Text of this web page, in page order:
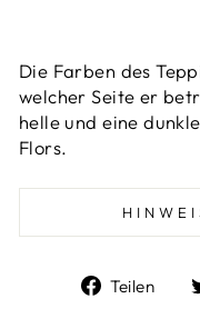
Die Farben des
welcher Seite er
helle und eine
Flors.
Teilen